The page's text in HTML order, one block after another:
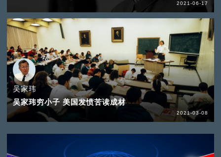
2021-06-17
吴家玮
吴家玮穷小子 美国发愤苦读成材
2021-03-08